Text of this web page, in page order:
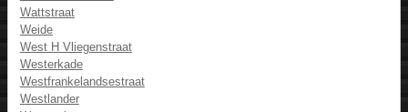
Wattstraat
Weide
West H Vliegenstraat
Westerkade
Westfrankelandsestraat
Westlander